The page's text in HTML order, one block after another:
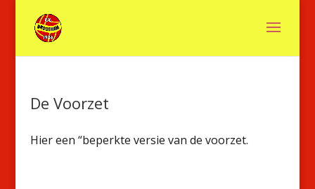
De Voorzet
Hier een “beperkte versie van de voorzet.